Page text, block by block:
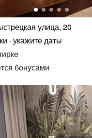
улица, 20
укажите даты
бонусами